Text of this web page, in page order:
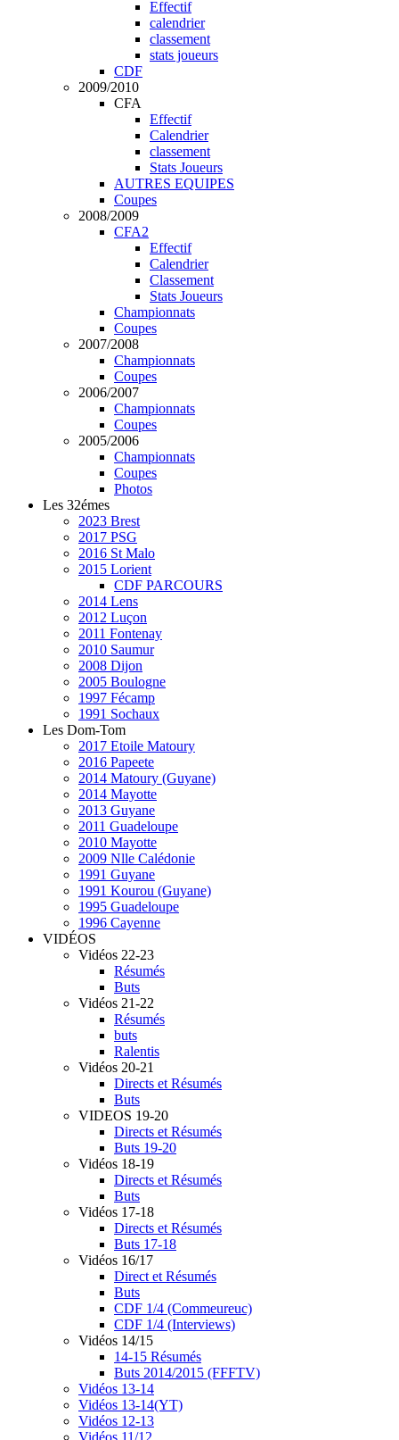
Effectif
calendrier
classement
stats joueurs
CDF
2009/2010
CFA
Effectif
Calendrier
classement
Stats Joueurs
AUTRES EQUIPES
Coupes
2008/2009
CFA2
Effectif
Calendrier
Classement
Stats Joueurs
Championnats
Coupes
2007/2008
Championnats
Coupes
2006/2007
Championnats
Coupes
2005/2006
Championnats
Coupes
Photos
Les 32émes
2023 Brest
2017 PSG
2016 St Malo
2015 Lorient
CDF PARCOURS
2014 Lens
2012 Luçon
2011 Fontenay
2010 Saumur
2008 Dijon
2005 Boulogne
1997 Fécamp
1991 Sochaux
Les Dom-Tom
2017 Etoile Matoury
2016 Papeete
2014 Matoury (Guyane)
2014 Mayotte
2013 Guyane
2011 Guadeloupe
2010 Mayotte
2009 Nlle Calédonie
1991 Guyane
1991 Kourou (Guyane)
1995 Guadeloupe
1996 Cayenne
VIDÉOS
Vidéos 22-23
Résumés
Buts
Vidéos 21-22
Résumés
buts
Ralentis
Vidéos 20-21
Directs et Résumés
Buts
VIDEOS 19-20
Directs et Résumés
Buts 19-20
Vidéos 18-19
Directs et Résumés
Buts
Vidéos 17-18
Directs et Résumés
Buts 17-18
Vidéos 16/17
Direct et Résumés
Buts
CDF 1/4 (Commeureuc)
CDF 1/4 (Interviews)
Vidéos 14/15
14-15 Résumés
Buts 2014/2015 (FFFTV)
Vidéos 13-14
Vidéos 13-14(YT)
Vidéos 12-13
Vidéos 11/12